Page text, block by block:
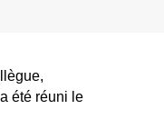
été réuni le